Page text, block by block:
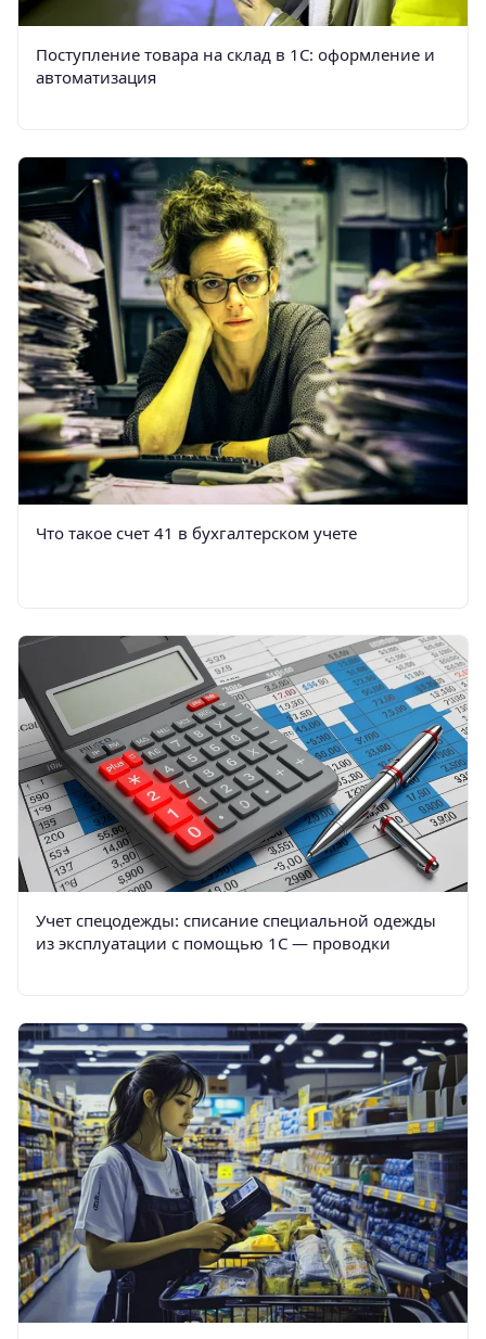
Поступление товара на склад в 1С: оформление и
автоматизация
Что такое счет 41 в бухгалтерском учете
Учет спецодежды: списание специальной одежды
из эксплуатации с помощью 1С — проводки